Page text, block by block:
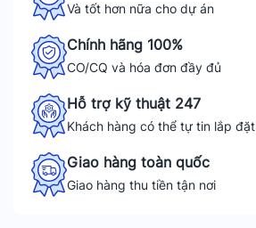
Và tốt hơn nữa cho dự án
Chính hãng 100%
CO/CQ và hóa đơn đầy đủ
Hỗ trợ kỹ thuật 247
Khách hàng có thể tự tin lắp đặt
Giao hàng toàn quốc
Giao hàng thu tiền tận nơi